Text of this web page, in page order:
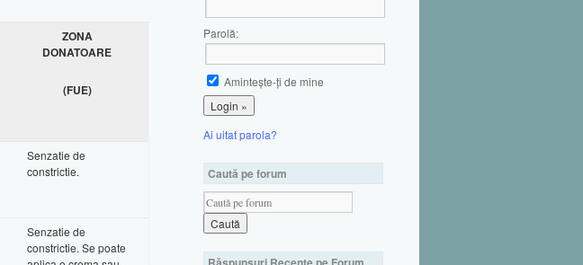
ZONA
DONATOARE
(FUE)
Senzatie de
constrictie.
Senzatie de
constrictie. Se poate
Parolă:
Aminteşte-ţi de mine
Ai uitat parola?
Caută pe forum